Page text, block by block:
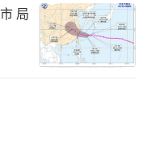
年，全省公安机
局